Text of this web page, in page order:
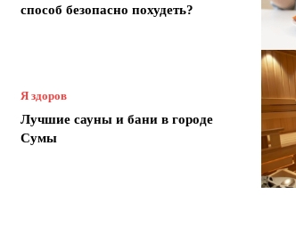
способ безопасно похудеть?
Я здоров
Лучшие сауны и бани в городе
Сумы